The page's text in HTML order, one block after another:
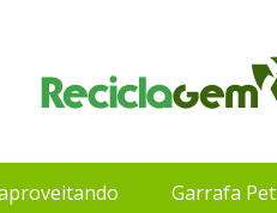
Garrafa Pet